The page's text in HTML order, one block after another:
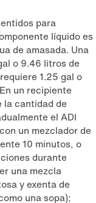
para
líquido es
de amasada. Una
o 9.46 litros de
1.25 gal o
un recipiente
la cantidad de
el ADI
un mezclador de
10 minutos, o
durante
una mezcla
y exenta de
una sopa);